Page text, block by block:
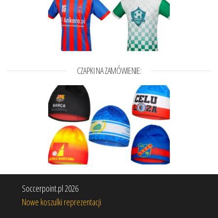
CZAPKI NA ZAMÓWIENIE:
Soccerpoint.pl 2026
Nowe koszulki reprezentacji